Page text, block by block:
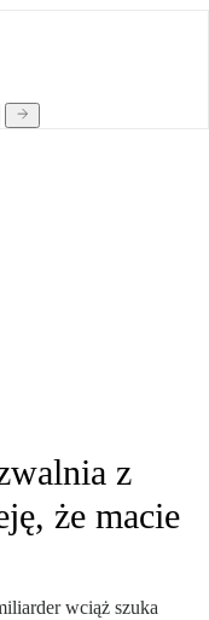
z
że macie
wciąż szuka